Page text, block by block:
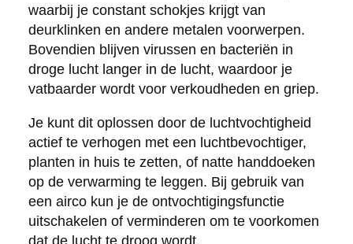
waarbij je constant schokjes krijgt van
deurklinken en andere metalen voorwerpen.
Bovendien blijven virussen en bacteriën in
droge lucht langer in de lucht, waardoor je
vatbaarder wordt voor verkoudheden en griep.
Je kunt dit oplossen door de luchtvochtigheid
actief te verhogen met een luchtbevochtiger,
planten in huis te zetten, of natte handdoeken
op de verwarming te leggen. Bij gebruik van
een airco kun je de ontvochtigingsfunctie
uitschakelen of verminderen om te voorkomen